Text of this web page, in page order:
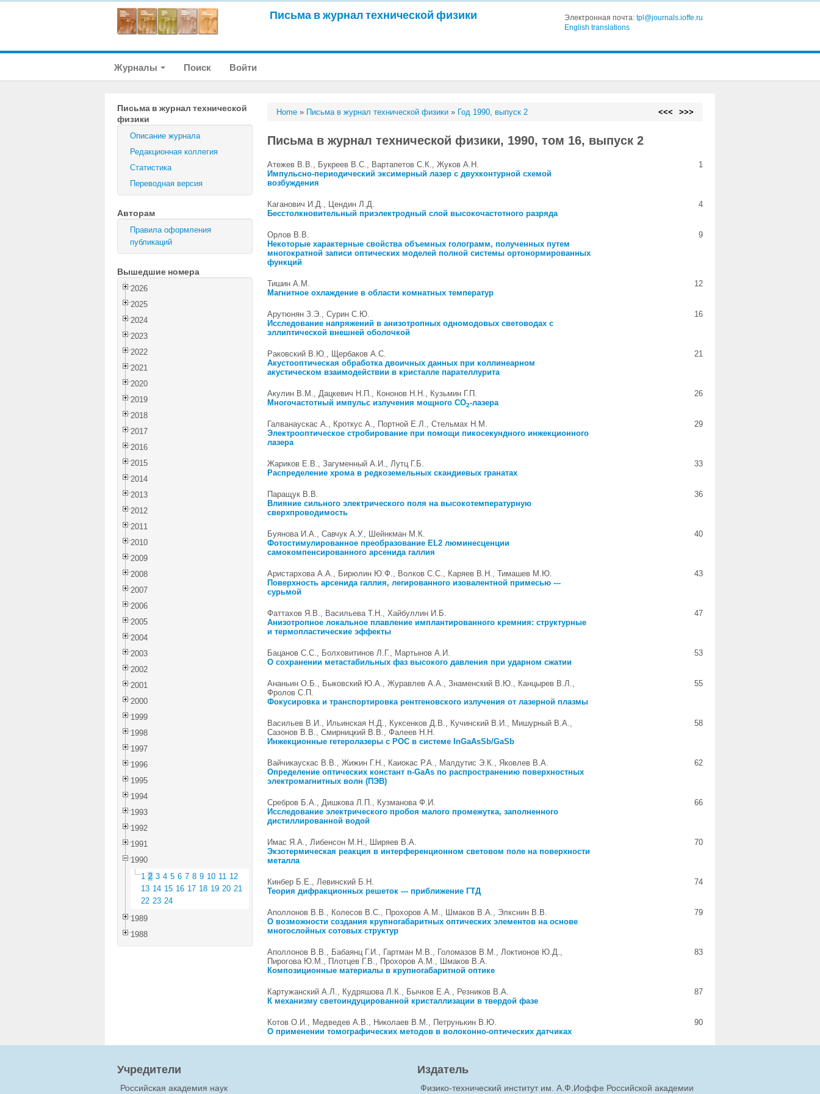
Письма в журнал технической физики Электронная почта: tpl@journals.ioffe.ru
English translations
Журналы Поиск Войти
Письма в журнал технической
физики
Описание журнала
Редакционная коллегия
Статистика
Переводная версия
Авторам
Правила оформления
публикаций
Вышедшие номера
2026
2025
2024
2023
2022
2021
2020
2019
2018
2017
2016
2015
2014
2013
2012
2011
2010
2009
2008
2007
2006
2005
2004
2003
2002
2001
2000
1999
1998
1997
1996
1995
1994
1993
1992
1991
1990
1 2 3 4 5 6 7 8 9 10 11 12
13 14 15 16 17 18 19 20 21
22 23 24
1989
1988
Home » Письма в журнал технической физики » Год 1990, выпуск 2 <<< >>>
Письма в журнал технической физики, 1990, том 16, выпуск 2
Атежев В.В., Букреев B.C., Вартапетов С.К., Жуков А.Н.
Импульсно-периодический эксимерный лазер с двухконтурной схемой
возбуждения
1
Каганович И.Д., Цендин Л.Д.
Бесстолкновительный приэлектродный слой высокочастотного разряда
4
Орлов В.В.
Некоторые характерные свойства объемных голограмм, полученных путем
многократной записи оптических моделей полной системы ортонормированных
функций
9
Тишин А.M.
Магнитное охлаждение в области комнатных температур
12
Арутюнян З.Э., Сурин С.Ю.
Исследование напряжений в анизотропных одномодовых световодах с
эллиптической внешней оболочкой
16
Раковский В.Ю., Щербаков А.С.
Акустооптическая обработка двоичных данных при коллинеарном
акустическом взаимодействии в кристалле парателлурита
21
Акулин В.М., Дацкевич Н.П., Кононов Н.Н., Кузьмин Г.П.
Многочастотный импульс излучения мощного CO2-лазера
26
Галванаускас А., Кроткус А., Портной Е.Л., Стельмах Н.М.
Электрооптическое стробирование при помощи пикосекундного инжекционного
лазера
29
Жариков Е.В., Загуменный А.И., Лутц Г.Б.
Распределение хрома в редкоземельных скандиевых гранатах
33
Паращук В.В.
Влияние сильного электрического поля на высокотемпературную
сверхпроводимость
36
Буянова И.А., Савчук А.У., Шейнкман М.К.
Фотостимулированное преобразование EL2 люминесценции
самокомпенсированного арсенида галлия
40
Аристархова А.А., Бирюлин Ю.Ф., Волков С.С., Каряев В.Н., Тимашев М.Ю.
Поверхность арсенида галлия, легированного изовалентной примесью ---
сурьмой
43
Фаттахов Я.В., Васильева Т.Н., Хайбуллин И.Б.
Анизотропное локальное плавление имплантированного кремния: структурные
и термопластические эффекты
47
Бацанов С.С., Болховитинов Л.Г., Мартынов А.И.
О сохранении метастабильных фаз высокого давления при ударном сжатии
53
Ананьин О.Б., Быковский Ю.А., Журавлев А.А., Знаменский В.Ю., Канцырев В.Л.,
Фролов С.П.
Фокусировка и транспортировка рентгеновского излучения от лазерной плазмы
55
Васильев В.И., Ильинская Н.Д., Куксенков Д.В., Кучинский В.И., Мишурный В.А.,
Сазонов В.В., Смирницкий В.В., Фалеев Н.Н.
Инжекционные гетеролазеры с РОС в системе InGaAsSb/GaSb
58
Вайчикаускас В.В., Жижин Г.Н., Каиокас Р.А., Малдутис Э.К., Яковлев В.А.
Определение оптических констант n-GaAs по распространению поверхностных
электромагнитных волн (ПЭВ)
62
Сребров Б.А., Дишкова Л.П., Кузманова Ф.И.
Исследование электрического пробоя малого промежутка, заполненного
дистиллированной водой
66
Имас Я.А., Либенсон М.Н., Ширяев В.А.
Экзотермическая реакция в интерференционном световом поле на поверхности
металла
70
Кинбер Б.Е., Левинский Б.Н.
Теория дифракционных решеток --- приближение ГТД
74
Аполлонов В.В., Колесов B.C., Прохоров А.M., Шмаков В.А., Элкснин В.В.
О возможности создания крупногабаритных оптических элементов на основе
многослойных сотовых структур
79
Аполлонов В.В., Бабаянц Г.И., Гартман М.В., Голомазов В.М., Локтионов Ю.Д.,
Пирогова Ю.М., Плотцев Г.В., Прохоров A.M., Шмаков В.А.
Композиционные материалы в крупногабаритной оптике
83
Картужанский А.Л., Кудряшова Л.К., Бычков Е.А., Резников В.А.
К механизму светоиндуцированной кристаллизации в твердой фазе
87
Котов О.И., Медведев А.В., Николаев В.М., Петрунькин В.Ю.
О применении томографических методов в волоконно-оптических датчиках
90
Учредители
Российская академия наук
Издатель
Физико-технический институт им. А.Ф.Иоффе Российской академии